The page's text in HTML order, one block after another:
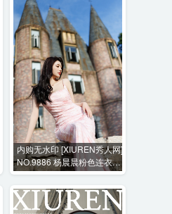
内购无水印 [XIUREN秀人网]
NO.9886 杨晨晨粉色连衣裙
+花絮视频 [81P+1V-
1023MB]